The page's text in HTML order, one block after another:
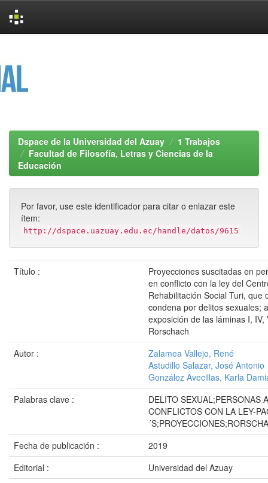
Dspace de la Universidad del Azuay
1 Trabajos
Facultad de Filosofía, Letras y Ciencias de la
Educación
Por favor, use este identificador para citar o enlazar este
ítem:
http://dspace.uazuay.edu.ec/handle/datos/9615
Título :
Proyecciones suscitadas en
en conflicto con la ley del
Rehabilitación Social Turi, que
condena por delitos sexuales;
exposición de las láminas I, IV,
Rorschach
Autor :
Zalamea Vallejo, René
Astudillo Salazar, José Antonio
González Avecillas, Karla
Palabras clave :
DELITO SEXUAL;PERSONAS
CONFLICTOS CON LA LEY-
Fecha de publicación :
2019
Editorial :
Universidad del Azuay